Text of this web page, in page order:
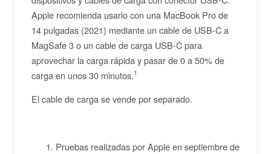
Apple recomienda usarlo con una MacBook Pro de
14 pulgadas (2021) mediante un cable de USB-C a
MagSafe 3 o un cable de carga USB-C para
aprovechar la carga rápida y pasar de 0 a 50% de
carga en unos 30 minutos.1
El cable de carga se vende por separado.
Pruebas realizadas por Apple en septiembre de